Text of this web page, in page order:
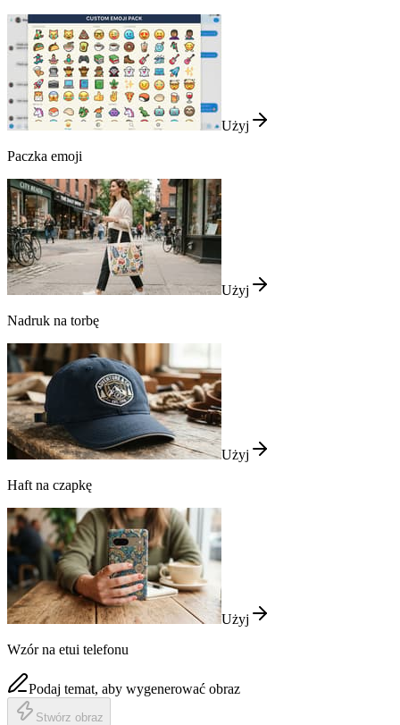
Użyj
Paczka emoji
Użyj
Nadruk na torbę
Użyj
Haft na czapkę
Użyj
Wzór na etui telefonu
Podaj temat, aby wygenerować obraz
Stwórz obraz